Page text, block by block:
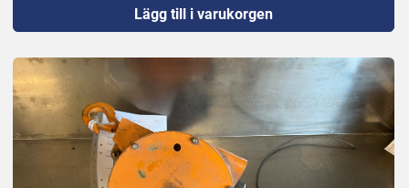
Lägg till i varukorgen